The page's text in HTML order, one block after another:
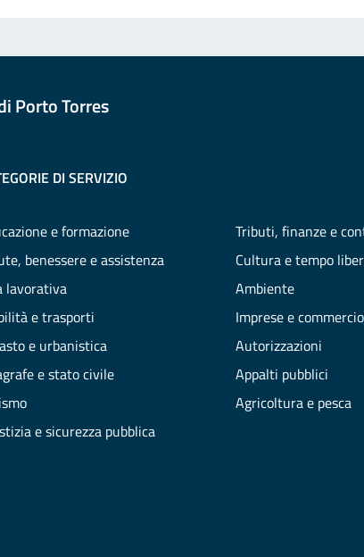
Porto Torres
DI SERVIZIO
e formazione
benessere e assistenza
lavorativa
e trasporti
e urbanistica
e stato civile
e sicurezza pubblica
Tributi, finanze e
Cultura e tempo
Ambiente
Imprese e commercio
Autorizzazioni
Appalti pubblici
Agricoltura e pesca